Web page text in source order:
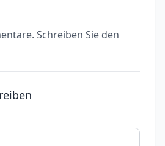
Schreiben Sie den